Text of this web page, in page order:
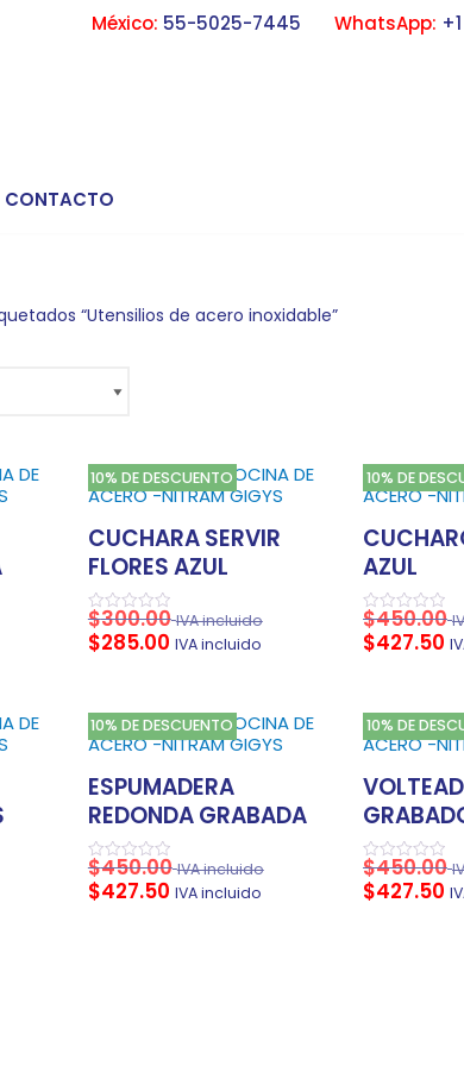
México: 55-5025-7445 WhatsApp:
CONTACTO
“Utensilios de acero inoxidable”
10% DE DESCUENTO
CUCHARA SERVIR
FLORES AZUL
Valorado
en
0
$300.00 IVA incluido
$285.00 IVA incluido
10% DE
AZUL
Valorado
en
0
$450.00
$427.50
10% DE DESCUENTO
ESPUMADERA
REDONDA GRABADA
Valorado
en
0
$450.00 IVA incluido
$427.50 IVA incluido
10% DE
Valorado
en
0
$450.00
$427.50